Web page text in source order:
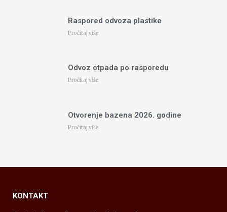
Raspored odvoza plastike
Pročitaj više
Odvoz otpada po rasporedu
Pročitaj više
Otvorenje bazena 2026. godine
Pročitaj više
KONTAKT